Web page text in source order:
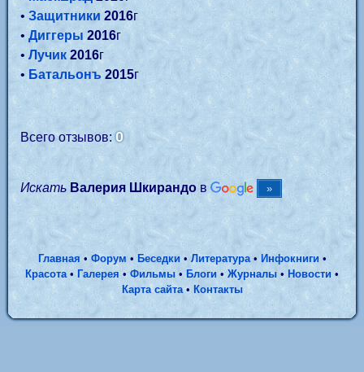
• Защитники 2016г
• Диггеры 2016г
• Лучик 2016г
• Батальонъ 2015г
Всего отзывов:0
Искать Валерия Шкирандо в
Главная • Форум• Беседки• Литература• Инфокниги•
Красота• Галерея • Фильмы • Блоги • Журналы • Новости •
Карта сайта• Контакты